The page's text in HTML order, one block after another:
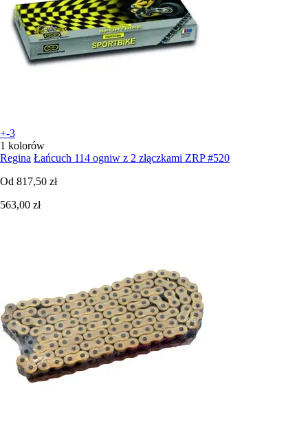
+-3
1 kolorów
Regina Łańcuch 114 ogniw z 2 złączkami ZRP #520
Od 817,50 zł
563,00 zł